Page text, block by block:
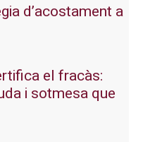
d’acostament a
el fracàs:
i sotmesa que